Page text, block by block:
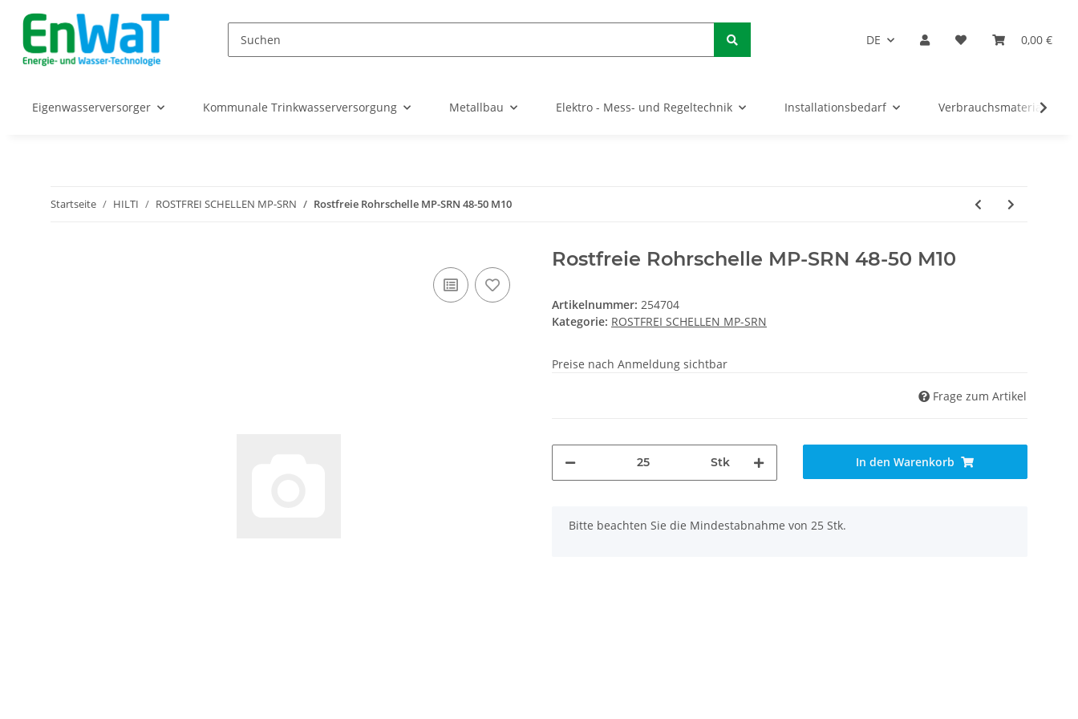
DE 0,00 €
Eigenwasserversorger Kommunale Trinkwasserversorgung Metallbau Elektro - Mess- und Regeltechnik Installationsbedarf Verbrauchsmaterialien
Startseite HILTI ROSTFREI SCHELLEN MP-SRN Rostfreie Rohrschelle MP-SRN 48-50 M10
Rostfreie Rohrschelle MP-SRN 48-50 M10
Artikelnummer: 254704
Kategorie: ROSTFREI SCHELLEN MP-SRN
Preise nach Anmeldung sichtbar
Frage zum Artikel
Stk In den Warenkorb
x
Bitte beachten Sie die Mindestabnahme von 25 Stk.